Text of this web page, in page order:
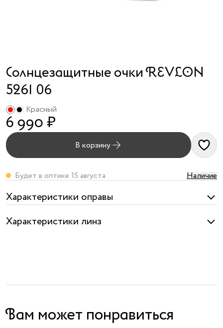
персональных
данных
Солнцезащитные очки REVLON
5261 06
Красный
6 990 ₽
В корзину
Будет в оптике 15 августа Наличие
Характеристики оправы
Характеристики линз
Вам может понравиться